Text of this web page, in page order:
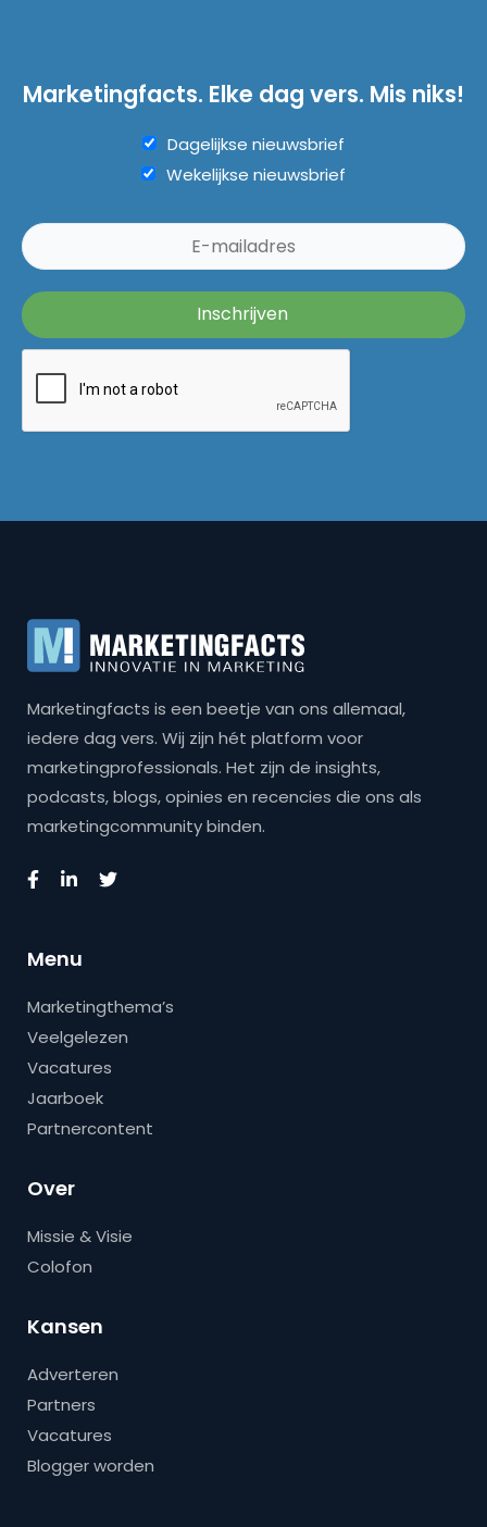
Marketingfacts. Elke dag vers. Mis niks!
Dagelijkse nieuwsbrief
Wekelijkse nieuwsbrief
Marketingfacts is een beetje van ons allemaal,
iedere dag vers. Wij zijn hét platform voor
marketingprofessionals. Het zijn de insights,
podcasts, blogs, opinies en recencies die ons als
marketingcommunity binden.
Menu
Marketingthema’s
Veelgelezen
Vacatures
Jaarboek
Partnercontent
Over
Missie & Visie
Colofon
Kansen
Adverteren
Partners
Vacatures
Blogger worden